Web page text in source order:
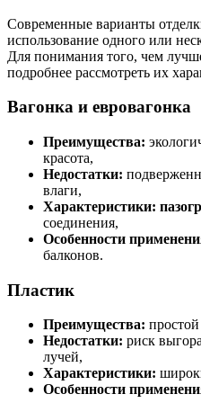
Современные варианты
использование одного или
Для понимания того, чем
подробнее рассмотреть их
Вагонка и евровагонка
Преимущества:
красота,
Недостатки:
влаги,
Характеристики:
соединения,
Особенности
балконов.
Пластик
Преимущества:
Недостатки: риск
лучей,
Характеристики:
Особенности